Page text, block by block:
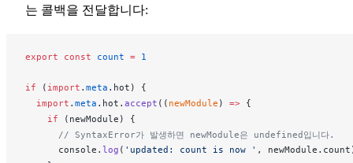
는 콜백을 전달합니다:
export const count = 1
if ( import . meta . hot ) {
  import
. meta . hot . accept (( newModule ) => {
    if
( newModule ) {
      // SyntaxError가 발생하면 newModule은 undefined입니다.
console . log ( 'updated: count is now ' , newModule . count